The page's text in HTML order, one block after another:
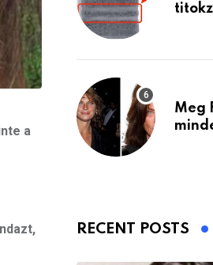
a
Meg
RECENT POSTS